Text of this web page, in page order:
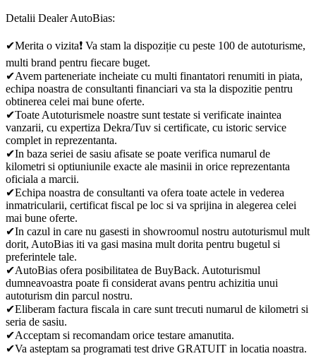
Detalii Dealer AutoBias:
✔Merita o vizita❗ Va stam la dispoziție cu peste 100 de autoturisme,
multi brand pentru fiecare buget.
✔Avem parteneriate incheiate cu multi finantatori renumiti in piata,
echipa noastra de consultanti financiari va sta la dispozitie pentru
obtinerea celei mai bune oferte.
✔Toate Autoturismele noastre sunt testate si verificate inaintea
vanzarii, cu expertiza Dekra/Tuv si certificate, cu istoric service
complet in reprezentanta.
✔In baza seriei de sasiu afisate se poate verifica numarul de
kilometri si optiuniunile exacte ale masinii in orice reprezentanta
oficiala a marcii.
✔Echipa noastra de consultanti va ofera toate actele in vederea
inmatricularii, certificat fiscal pe loc si va sprijina in alegerea celei
mai bune oferte.
✔In cazul in care nu gasesti in showroomul nostru autoturismul mult
dorit, AutoBias iti va gasi masina mult dorita pentru bugetul si
preferintele tale.
✔AutoBias ofera posibilitatea de BuyBack. Autoturismul
dumneavoastra poate fi considerat avans pentru achizitia unui
autoturism din parcul nostru.
✔Eliberam factura fiscala in care sunt trecuti numarul de kilometri si
seria de sasiu.
✔Acceptam si recomandam orice testare amanutita.
✔Va asteptam sa programati test drive GRATUIT in locatia noastra.